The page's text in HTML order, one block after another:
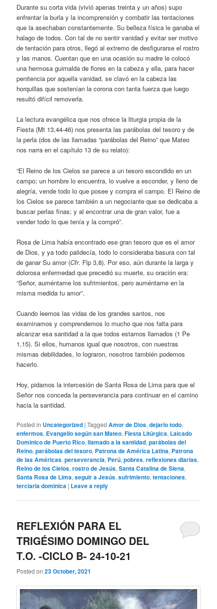
Durante su corta vida (vivió apenas treinta y un años) supo
enfrentar la burla y la incomprensión y combatir las tentaciones
que la asechaban constantemente. Su belleza física le ganaba el
halago de todos. Con tal de no sentir vanidad y evitar ser motivo
de tentación para otros, llegó al extremo de desfigurarse el rostro
y las manos. Cuentan que en una ocasión su madre le colocó
una hermosa guirnalda de flores en la cabeza y ella, para hacer
penitencia por aquella vanidad, se clavó en la cabeza las
horquillas que sostenían la corona con tanta fuerza que luego
resultó difícil removerla.
La lectura evangélica que nos ofrece la liturgia propia de la
Fiesta (Mt 13,44-46) nos presenta las parábolas del tesoro y de
la perla (dos de las llamadas “parábolas del Reino” que Mateo
nos narra en el capítulo 13 de su relato):
“El Reino de los Cielos se parece a un tesoro escondido en un
campo; un hombre lo encuentra, lo vuelve a esconder, y lleno de
alegría, vende todo lo que posee y compra el campo. El Reino de
los Cielos se parece también a un negociante que se dedicaba a
buscar perlas finas; y al encontrar una de gran valor, fue a
vender todo lo que tenía y la compró”.
Rosa de Lima había encontrado ese gran tesoro que es el amor
de Dios, y ya todo palidecía, todo lo consideraba basura con tal
de ganar Su amor (Cfr. Flp 3,8). Por eso, aún durante la larga y
dolorosa enfermedad que precedió su muerte, su oración era:
“Señor, auméntame los sufrimientos, pero auméntame en la
misma medida tu amor”.
Cuando leemos las vidas de los grandes santos, nos
examinamos y comprendemos lo mucho que nos falta para
alcanzar esa santidad a la que todos estamos llamados (1 Pe
1,15). Si ellos, humanos igual que nosotros, con nuestras
mismas debilidades, lo lograron, nosotros también podemos
hacerlo.
Hoy, pidamos la intercesión de Santa Rosa de Lima para que el
Señor nos conceda la perseverancia para continuar en el camino
hacia la santidad.
Posted in Uncategorized |Tagged Amor de Dios,dejarlo todo,
enfermos, Evangelio según san Mateo,Fiesta Litúrgica, Laicado
Dominico de Puerto Rico,llamado a la santidad,parábolas del
Reino,parábolas del tesoro, Patrona de América Latina, Patrona
de las Américas,perseverancia, Perú,pobres,reflexiones diarias,
Reino de los Cielos,rostro de Jesús,Santa Catalina de Siena,
Santa Rosa de Lima,seguir a Jesús,sufrimiento,tentaciones,
terciaria dominica | Leave a reply
REFLEXIÓN PARA EL
TRIGÉSIMO DOMINGO DEL
T.O. -CICLO B- 24-10-21
Posted on23 October, 2021